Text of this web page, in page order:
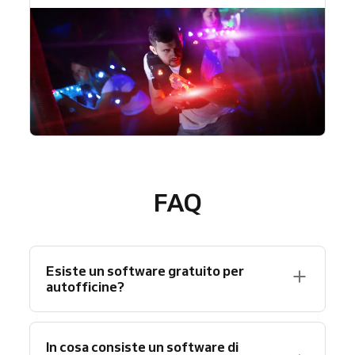
FAQ
Esiste un software gratuito per
autofficine?
include fino a 40 prenotazioni al mese e
In cosa consiste un software di